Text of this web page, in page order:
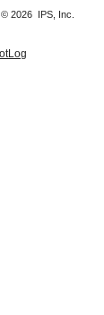
© 2026 IPS, Inc